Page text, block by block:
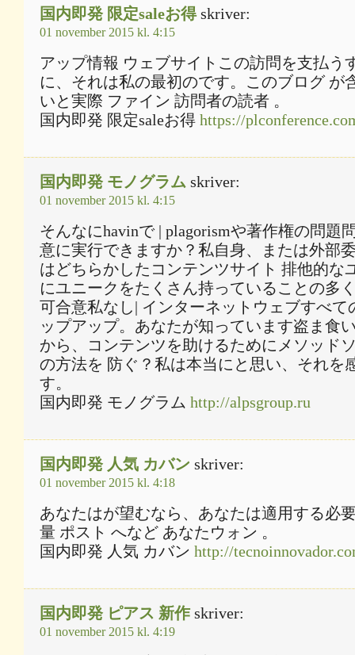
国内即発 限定saleお得 skriver:
01 november 2015 kl. 4:15
アップ情報 ウェブサイトこの訪問を支払う
に、それは私の最初のです。このブログ が
いと実際 ファイン 訪問者の読者 。
国内即発 限定saleお得 https://
国内即発 モノグラム skriver:
01 november 2015 kl. 4:15
そんなにhavinで | plagorismや著作権の問題
意に実行できますか？私自身、または外部
はどちらかしたコンテンツサイト 排他的な
にユニークをたくさん持っていることの多
可合意私なし| インターネットウェブすべて
ップアップ。あなたが知っています盗ま食
から、コンテンツを助けるためにメソッド
の方法を 防ぐ？私は本当にと思い、それを
す。
国内即発 モノグラム http://alpsgroup.ru
国内即発 人気 カバン skriver:
01 november 2015 kl. 4:18
あなたはが望むなら、あなたは適用する必
量 ポスト へなど あなたウォン 。
国内即発 人気 カバン http://
国内即発 ピアス 新作 skriver:
01 november 2015 kl. 4:19